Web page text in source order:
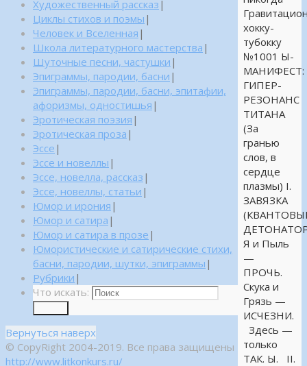
хокку-
тубокку
№1001 Ы-
МАНИФЕСТ:
ГИПЕР-
РЕЗОНАНС
ТИТАНА
(За
гранью
слов, в
сердце
плазмы) I.
ЗАВЯЗКА
Я и Пыль
—
ПРОЧЬ.
Скука и
Грязь —
ИСЧЕЗНИ.
Здесь —
только
ТАК. Ы. II.
Художественный рассказ |
Циклы стихов и поэмы |
Человек и Вселенная |
Школа литературного мастерства |
Шуточные песни, частушки |
Эпиграммы, пародии, басни |
Эпиграммы, пародии, басни, эпитафии,
афоризмы, одностишья |
Эротическая поэзия |
Эротическая проза |
Эссе |
Эссе и новеллы |
Эссе, новелла, рассказ |
Эссе, новеллы, статьи |
Юмор и ирония |
Юмор и сатира |
Юмор и сатира в прозе |
Юмористические и сатирические стихи,
басни, пародии, шутки, эпиграммы |
Рубрики |
Что искать:
Вернуться наверх
© CopyRight 2004-2019. Все права защищены
http://www.litkonkurs.ru/